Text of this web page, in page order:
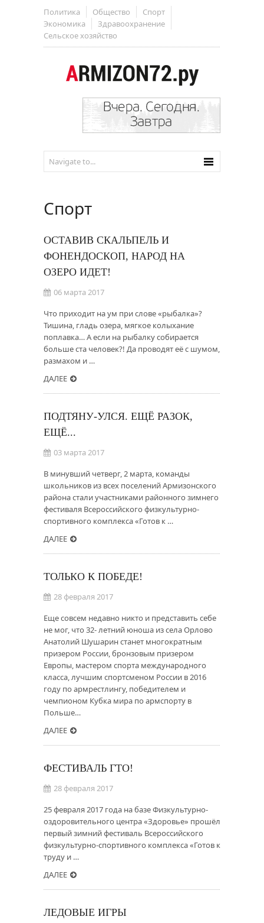
Политика Общество
Спорт
Экономика
Здравоохранение
Сельское хозяйство
Спорт
ОСТАВИВ СКАЛЬПЕЛЬ И
ФОНЕНДОСКОП, НАРОД НА
ОЗЕРО ИДЕТ!
06 марта 2017
Что приходит на ум при слове «рыбалка»?
Тишина, гладь озера, мягкое колыхание
поплавка… А если на рыбалку собирается
больше ста человек?! Да проводят её с шумом,
размахом и …
ДАЛЕЕ
ПОДТЯНУ-УЛСЯ. ЕЩЁ РАЗОК,
ЕЩЁ...
03 марта 2017
В минувший четверг, 2 марта, команды
школьников из всех поселений Армизонского
района стали участниками районного зимнего
фестиваля Всероссийского физкультурно-
спортивного комплекса «Готов к …
ДАЛЕЕ
ТОЛЬКО К ПОБЕДЕ!
28 февраля 2017
Еще совсем недавно никто и представить себе
не мог, что 32- летний юноша из села Орлово
Анатолий Шушарин станет многократным
призером России, бронзовым призером
Европы, мастером спорта международного
класса, лучшим спортсменом России в 2016
году по армрестлингу, победителем и
чемпионом Кубка мира по армспорту в
Польше…
ДАЛЕЕ
ФЕСТИВАЛЬ ГТО!
28 февраля 2017
25 февраля 2017 года на базе Физкультурно-
оздоровительного центра «Здоровье» прошёл
первый зимний фестиваль Всероссийского
физкультурно-спортивного комплекса «Готов к
труду и …
ДАЛЕЕ
ЛЕДОВЫЕ ИГРЫ